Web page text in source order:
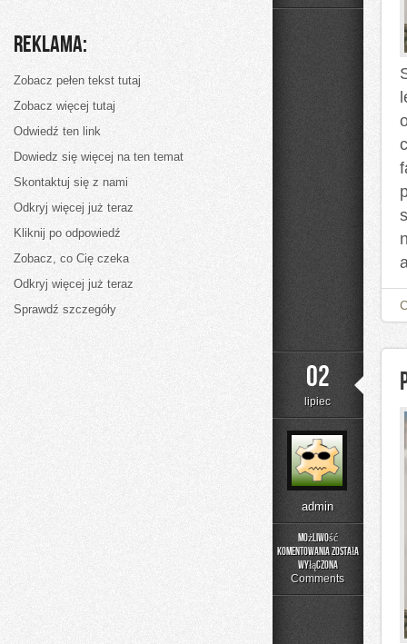
kilogramów
02
lipiec
admin
Możliwość
komentowania
Psychologia
została
wyłączona
Comments
Reklama:
Zobacz pełen tekst tutaj
Zobacz więcej tutaj
Odwiedź ten link
Dowiedz się więcej na ten temat
Skontaktuj się z nami
Odkryj więcej już teraz
Kliknij po odpowiedź
Zobacz, co Cię czeka
Odkryj więcej już teraz
Sprawdź szczegóły